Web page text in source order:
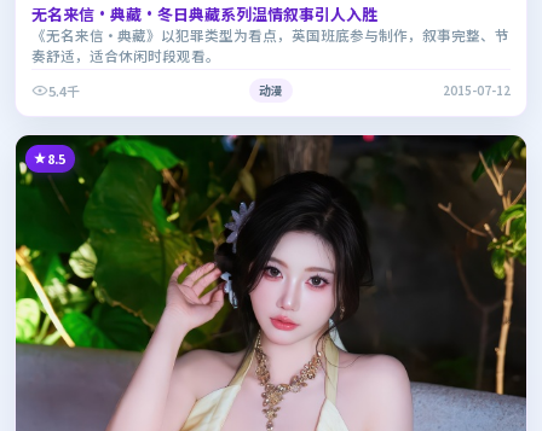
无名来信·典藏·冬日典藏系列温情叙事引人入胜
《无名来信·典藏》以犯罪类型为看点，英国班底参与制作，叙事完整、节
奏舒适，适合休闲时段观看。
5.4千
动漫 2015-07-12
8.5